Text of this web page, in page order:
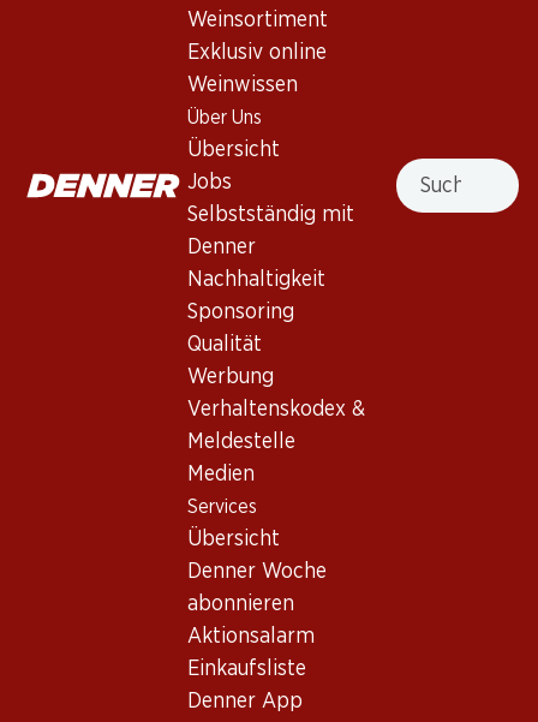
Weinsortiment
Exklusiv online
Weinwissen
Über Uns
Übersicht
Jobs
Selbstständig mit
Denner
Nachhaltigkeit
Sponsoring
Qualität
Werbung
Verhaltenskodex &
Meldestelle
Medien
Services
Übersicht
Denner Woche
abonnieren
Aktionsalarm
Einkaufsliste
Denner App
Suche
Terre Brune Carignano del
Sulcis DOC Superiore
2020
(13)
Rouge Corbières AOP
(10)
Terroir La Baume Saint-